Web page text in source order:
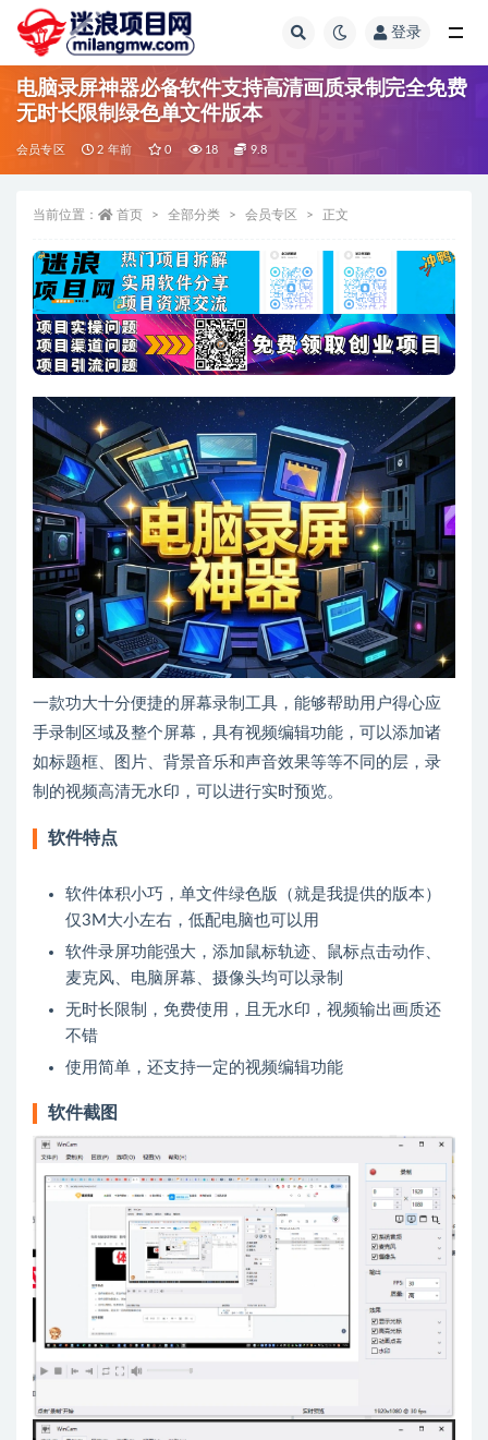
登录
电脑录屏神器必备软件支持高清画质录制完全免费
无时长限制绿色单文件版本
会员专区 2 年前 0 18 9.8
当前位置： 首页 全部分类 会员专区 正文
一款功大十分便捷的屏幕录制工具，能够帮助用户得心应
手录制区域及整个屏幕，具有视频编辑功能，可以添加诸
如标题框、图片、背景音乐和声音效果等等不同的层，录
制的视频高清无水印，可以进行实时预览。
软件特点
软件体积小巧，单文件绿色版（就是我提供的版本）
仅3M大小左右，低配电脑也可以用
软件录屏功能强大，添加鼠标轨迹、鼠标点击动作、
麦克风、电脑屏幕、摄像头均可以录制
无时长限制，免费使用，且无水印，视频输出画质还
不错
使用简单，还支持一定的视频编辑功能
软件截图
全部